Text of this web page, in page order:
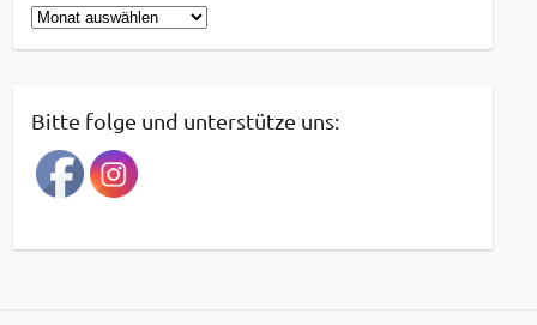
B
e
r
a
g
a
Bitte folge und unterstütze uns: